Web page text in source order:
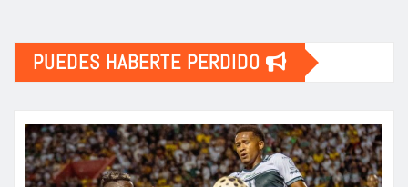
PUEDES HABERTE PERDIDO